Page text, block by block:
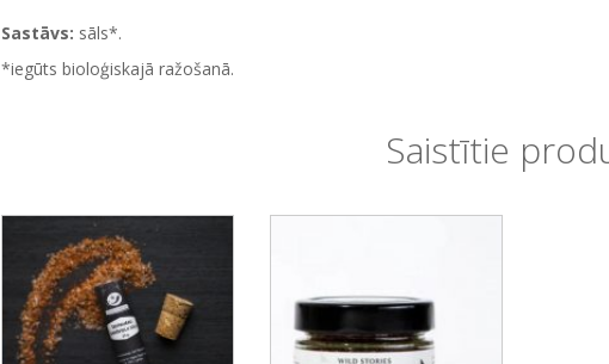
Sastāvs: sāls*.
*iegūts bioloģiskajā ražošanā.
Saistītie